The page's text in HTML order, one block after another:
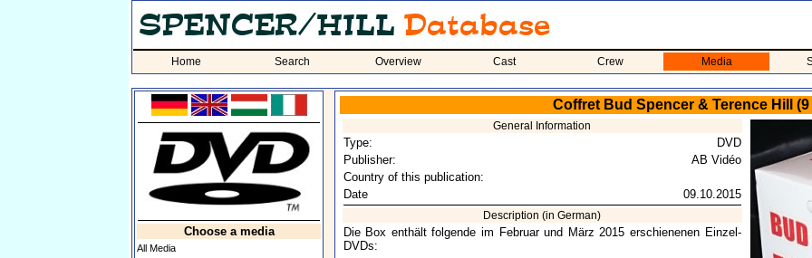
Home Search Overview Cast Crew Media
Choose a media
All Media
Coffret Bud Spencer & Terence Hill (9
General Information
Type:
DVD
Publisher:
AB Vidéo
Country of this publication:
Date
09.10.2015
Description (in German)
Die Box enthält folgende im Februar und März 2015 erschienenen Einzel-
DVDs: